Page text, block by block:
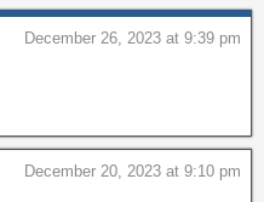
December 26, 2023 at 9:39 pm
December 20, 2023 at 9:10 pm